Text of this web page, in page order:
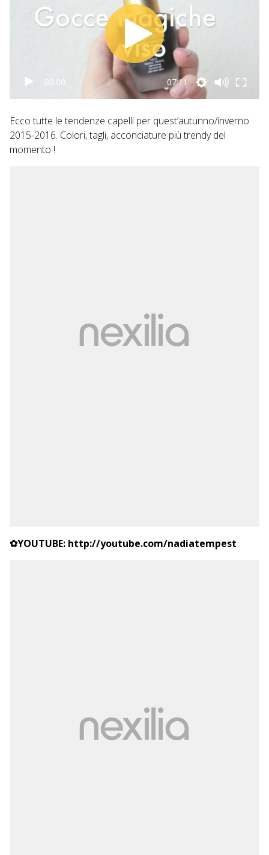
00:00 07:11
Ecco tutte le tendenze capelli per quest’autunno/inverno
2015-2016. Colori, tagli, acconciature più trendy del
momento !
✿YOUTUBE: http://youtube.com/nadiatempest